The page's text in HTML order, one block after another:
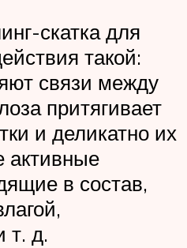
скатка для
такой:
связи между
притягивает
и деликатно их
активные
в состав,
т. д.